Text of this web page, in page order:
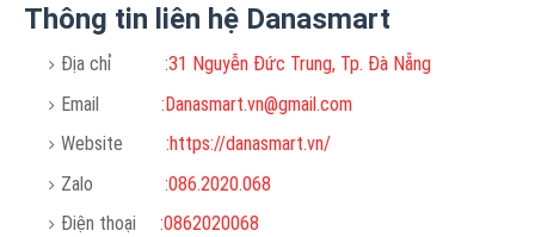
Thông tin liên hệ Danasmart
Địa chỉ :31 Nguyễn Đức Trung, Tp. Đà Nẵng
Email :Danasmart.vn@gmail.com
Website :https://danasmart.vn/
Zalo :086.2020.068
Điện thoại :0862020068